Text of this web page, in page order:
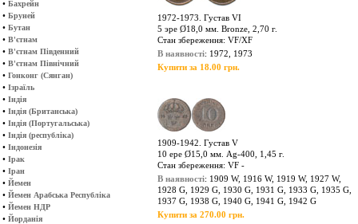
• Бахрейн
• Бруней
• Бутан
• В'єтнам
• В'єтнам Південний
• В'єтнам Північний
• Гонконг (Сянган)
• Ізраїль
• Індія
• Індія (Британська)
• Індія (Португальська)
• Індія (республіка)
• Індонезія
• Ірак
• Іран
• Йемен
• Йемен Арабська Республіка
• Йемен НДР
• Йорданія
1972-1973. Густав VІ
5 эре Ø18,0 мм. Bronze, 2,70 г.
Стан збереження: VF/XF
В наявності: 1972, 1973
Купити за 18.00 грн.
1909-1942. Густав V
10 ере Ø15,0 мм. Ag-400, 1,45 г.
Стан збереження: VF -
В наявності: 1909 W, 1916 W, 1919 W, 1927 W,
1928 G, 1929 G, 1930 G, 1931 G, 1933 G, 1935 G,
1937 G, 1938 G, 1940 G, 1941 G, 1942 G
Купити за 270.00 грн.